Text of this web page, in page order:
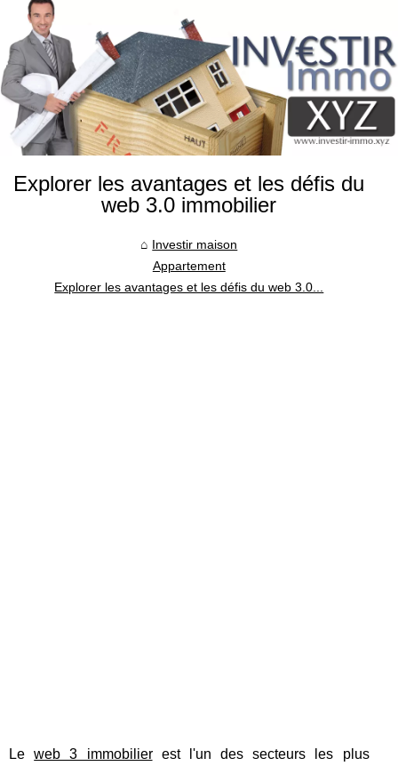
Explorer les avantages et les défis du
web 3.0 immobilier
Investir maison
Appartement
Explorer les avantages et les défis du web 3.0...
Leweb 3 immobilierest l'un des secteurs les plus